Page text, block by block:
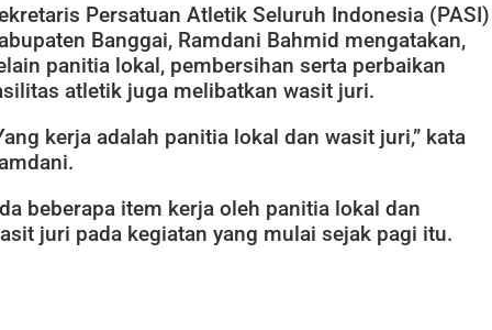
Persatuan Atletik Seluruh Indonesia (PASI)
Banggai, Ramdani Bahmid mengatakan,
panitia lokal, pembersihan serta perbaikan
atletik juga melibatkan wasit juri.
kerja adalah panitia lokal dan wasit juri,” kata
beberapa item kerja oleh panitia lokal dan
juri pada kegiatan yang mulai sejak pagi itu.